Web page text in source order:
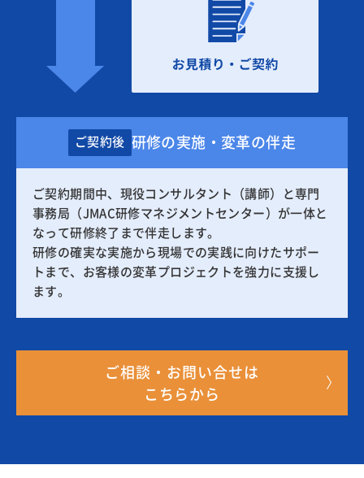
ご契約後 研修の実施・変革の伴走
ご契約期間中、現役コンサルタント（講師）と専門
事務局（JMAC研修マネジメントセンター）が一体と
なって研修終了まで伴走します。
研修の確実な実施から現場での実践に向けたサポー
トまで、お客様の変革プロジェクトを強力に支援し
ます。
ご相談・お問い合せは
こちらから